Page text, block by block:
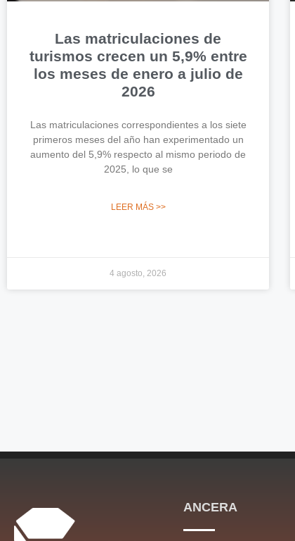
Las matriculaciones de
turismos crecen un 5,9% entre
los meses de enero a julio de
2026
Las matriculaciones correspondientes a los siete
primeros meses del año han experimentado un
aumento del 5,9% respecto al mismo periodo de
2025, lo que se
LEER MÁS >>
4 agosto, 2026
ANCERA